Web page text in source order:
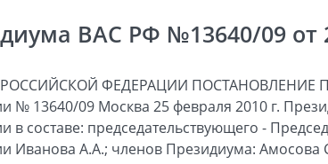
ВАС РФ №13640/09 от
для реконструкции здания автовокзала и принял на себя обязательство по окончании строительства передать обществу в собственность соответствующие нежилые помещения, расположенные в этом здании. В последующем общество (с согласия застройщика) передало свои права и обязанности по указанным договорам другим лицам - контрагентам, заключив с ними договоры об уступке прав требования (далее - договоры об уступке прав). При этом налог на добавленную стоимость с операций по уступке указанных требований к застройщику был исчислен обществом с налоговой базы, рассчитанной как разница между стоимостью переданных имущественных прав, определенной в договорах об уступке прав, и расходами на их приобретение, которые были понесены обществом как инвестором в рамках договоров об инвестиционной деятельности. Не согласившись с данным порядком расчета в части учета расходов, инспекция доначислила обществу налог на добавленную стоимость, начислила пени и применила налоговые санкции. Признавая правомерным доначисление обществу этого налога, исходя из стоимости переданных прав без учета понесенных обществом расходов, суды основывали свои выводы на положениях статей 153 и 155 Кодекса. При передаче имущественных прав налоговая база определяется с учетом особенностей, предусмотренных главой 21 Кодекса (абзац пятый пункта 1 статьи 153 Кодекса). Пунктом 3 статьи 155 Кодекса установлен порядок определения налоговой базы при передаче имущественных прав на жилые дома или жилые помещения, доли в жилых домах или жилых помещениях, гаражи или машино-места, согласно которому база определяется в виде разницы между стоимостью, по которой передаются имущественные права, с учетом налога и расходами на приобретение указанных прав. Поскольку в отношении уступки требований о передаче нежилых помещений статьей 155 Кодекса подобных особенностей не установлено, суды сочли, что налоговая база по таким операциям подлежит определению в порядке, предусмотренном пунктом 2 статьи 153 Кодекса, то есть исходя из всех доходов налогоплательщика, связанных с расчетами по оплате переданных имущественных прав. Данный вывод судов Президиум считает ошибочным по следующим основаниям. В соответствии с подпунктом 1 пункта 1 статьи 146 Кодекса объектом обложения налогом на добавленную стоимость признается реализация товаров (работ, услуг) на территории Российской Федерации, в том числе реализация предметов залога и передача товаров (результатов выполненных работ, оказание услуг) по соглашению о предоставлении отступного или новации, а также передача имущественных прав. Порядок определения налоговой базы установлен статьей 154 Кодекса только применительно к реализации товаров (работ, услуг) и имущества. Вместе с тем особенности определения налоговой базы при передаче имущественных прав предусмотрены статьей 155 Кодекса, к числу которых отнесены случаи реализации имущественных прав на жилые дома, жилые помещения, гаражи и машино-места. Специального порядка определения налоговой базы для случаев реализации имущественных прав на нежилые помещения указанная статья Кодекса не устанавливает. Однако имущественные права на недвижимое имущество и на имущество, перечисленное в пункте 3 статьи 155 Кодекса, отнесены к одному виду объектов гражданских прав и их правовой режим применительно к вопросам исчисления налога на добавленную стоимость в случае, если законодательство о налогах и сборах не установило исключений, должен определяться одинаково. Данный вывод следует из положений статьи 3 Кодекса, согласно которой налоги и сборы должны иметь экономическое основание и не могут быть произвольными. Следовательно, при реализации имущественных прав на нежилые помещения налоговая база подлежала определению в виде разницы между ценой реализации и ценой приобретения имущественных прав. Учитывая изложенное, а также принимая во внимание то обстоятельство, что обществом был исчислен налог в указанном порядке, Президиум считает, что доначисление налога, начисление пеней и взыскание штрафа следует признать незаконным, требование общества в этой части